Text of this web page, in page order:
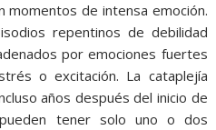
momentos de intensa emoción.
repentinos de debilidad
por emociones fuertes
o excitación. La cataplejía
años después del inicio de
tener solo uno o dos